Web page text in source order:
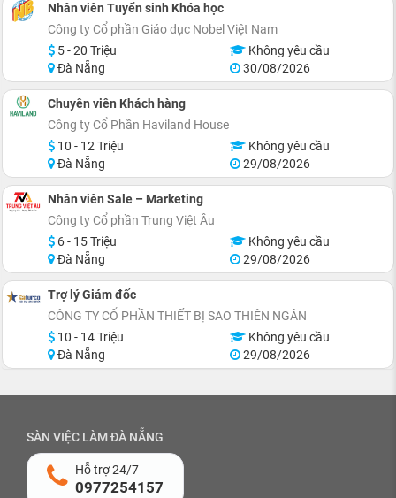
Nhân viên Tuyển sinh Khóa học
Công ty Cổ phần Giáo dục Nobel Việt Nam
5 - 20 Triệu
Không yêu cầu
Đà Nẵng
30/08/2026
Chuyên viên Khách hàng
Công ty Cổ Phần Haviland House
10 - 12 Triệu
Không yêu cầu
Đà Nẵng
29/08/2026
Nhân viên Sale – Marketing
Công ty Cổ phần Trung Việt Âu
6 - 15 Triệu
Không yêu cầu
Đà Nẵng
29/08/2026
Trợ lý Giám đốc
CÔNG TY CỔ PHẦN THIẾT BỊ SAO THIÊN NGÂN
10 - 14 Triệu
Không yêu cầu
Đà Nẵng
29/08/2026
SÀN VIỆC LÀM ĐÀ NẴNG
Hỗ trợ 24/7
0977254157